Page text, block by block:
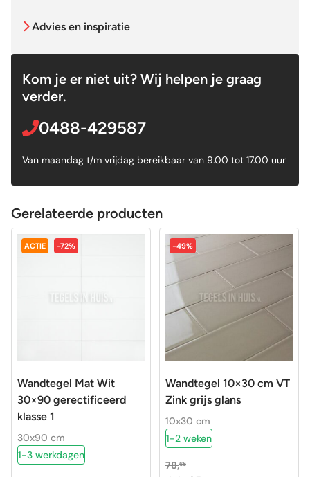
Advies en inspiratie
Kom je er niet uit? Wij helpen je graag
verder.
0488-429587
Van maandag t/m vrijdag bereikbaar van 9.00 tot 17.00 uur
Gerelateerde producten
ACTIE -72%
Wandtegel Mat Wit
30×90 gerectificeerd
klasse 1
30x90 cm
1-3 werkdagen
-49%
Wandtegel 10×30 cm VT
Zink grijs glans
10x30 cm
1-2 weken
78,65